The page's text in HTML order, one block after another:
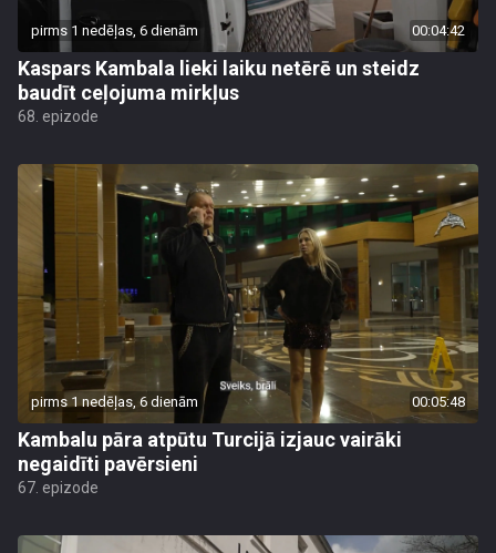
pirms 1 nedēļas, 6 dienām 00:04:42
Kaspars Kambala lieki laiku netērē un steidz
baudīt ceļojuma mirkļus
68. epizode
pirms 1 nedēļas, 6 dienām 00:05:48
Kambalu pāra atpūtu Turcijā izjauc vairāki
negaidīti pavērsieni
67. epizode